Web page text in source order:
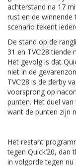
achterstand na 17
rust en de winnende
scenario tekent
De stand op de
31 en TVC’28
Het gevolg is dat
niet in de
TVC’28 is de derby
voorsprong op
punten. Het duel
want de punten zijn
Het restant
tegen Quick’20, dan
in volgorde tegen